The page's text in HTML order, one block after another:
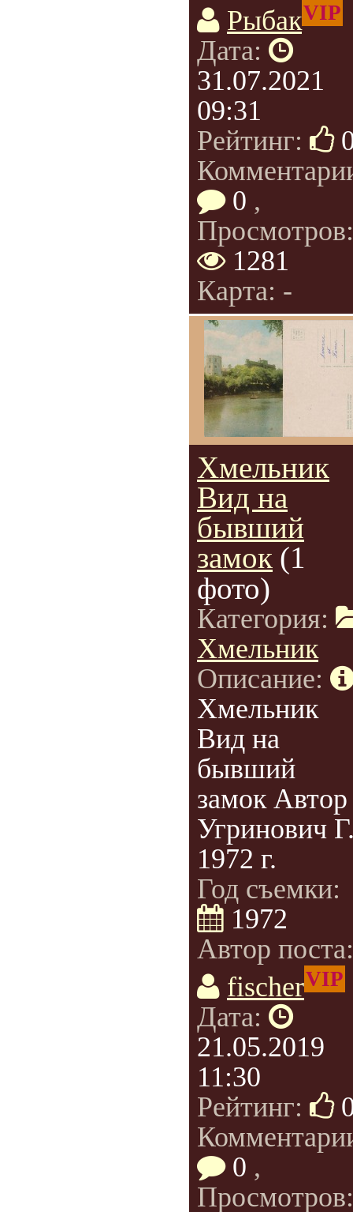
РыбакVIP
Дата:
31.07.2021
09:31
Рейтинг:
0 ,
Просмотров:
1281
Карта: -
Хмельник
Вид на
бывший
замок (1
фото)
Категория:
Хмельник
Описание:
Хмельник
Вид на
бывший
замок Автор
Угринович
1972 г.
Год съемки:
1972
Автор поста:
fischerVIP
Дата:
21.05.2019
11:30
Рейтинг:
0 ,
Просмотров: